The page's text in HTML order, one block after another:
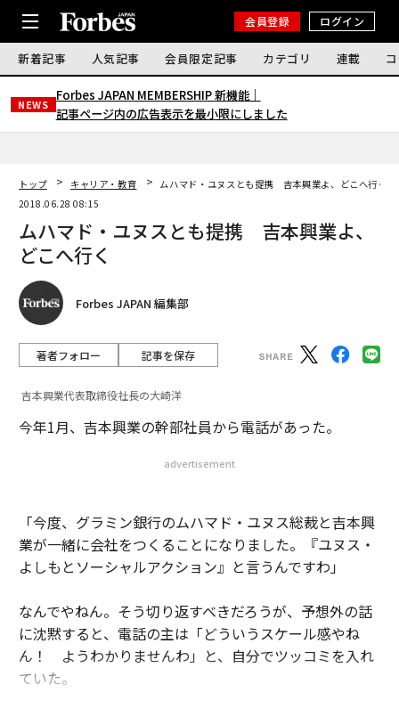
会員登録 ログイン
新着記事 人気記事 会員限定記事 カテゴリ 連載
NEWS
Forbes JAPAN MEMBERSHIP 新機能｜
記事ページ内の広告表示を最小限にしました
トップ キャリア・教育
ムハマド・ユヌスとも提携 吉本興業よ、どこへ行く
2018.06.28 08:15
ムハマド・ユヌスとも提携 吉本興業よ、
どこへ行く
Forbes JAPAN 編集部
著者フォロー 記事を保存
吉本興業代表取締役社長の大崎洋
今年1月、吉本興業の幹部社員から電話があった。
advertisement
「今度、グラミン銀行のムハマド・ユヌス総裁と吉本興
業が一緒に会社をつくることになりました。『ユヌス・
よしもとソーシャルアクション』と言うんですわ」
なんでやねん。そう切り返すべきだろうが、予想外の話
に沈黙すると、電話の主は「どういうスケール感やね
ん！ ようわかりませんわ」と、自分でツッコミを入れ
ていた。